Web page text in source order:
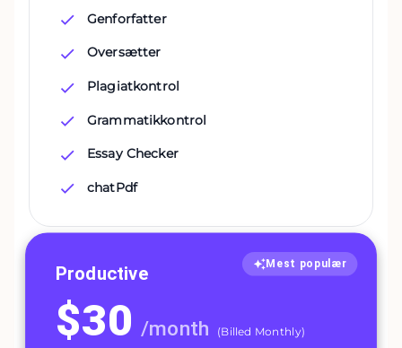
Genforfatter
Oversætter
Plagiatkontrol
Grammatikkontrol
Essay Checker
chatPdf
Mest populær
Productive
$30 /month (Billed Monthly)